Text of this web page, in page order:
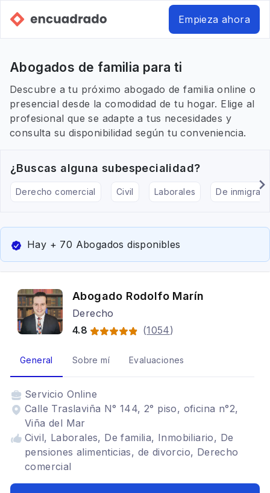
Empieza ahora
Abogados de familia para ti
Descubre a tu próximo abogado de familia online o
presencial desde la comodidad de tu hogar. Elige al
profesional que se adapte a tus necesidades y
consulta su disponibilidad según tu conveniencia.
¿Buscas alguna subespecialidad?
Derecho comercial Civil Laborales De
Hay + 70 Abogados disponibles
Abogado Rodolfo Marín
Derecho
4.8
(1054)
General Sobre mí Evaluaciones
Servicio Online
Calle Traslaviña N° 144, 2° piso, oficina n°2,
Viña del Mar
Civil, Laborales, De familia, Inmobiliario, De
pensiones alimenticias, de divorcio, Derecho
comercial